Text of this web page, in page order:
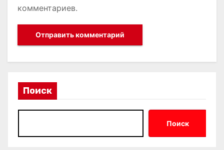
комментариев.
Поиск
Поиск